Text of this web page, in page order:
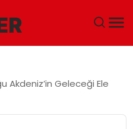
Akdeniz’in Geleceği Ele